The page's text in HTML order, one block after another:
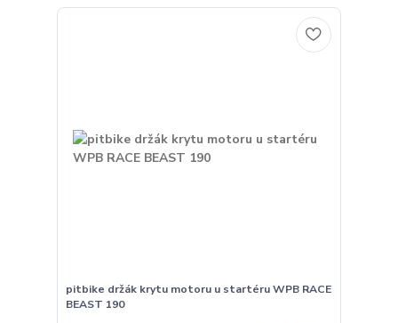
pitbike držák krytu motoru u startéru WPB RACE
BEAST 190